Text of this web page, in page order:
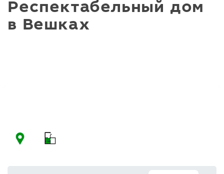
Респектабельный дом
в Вешках